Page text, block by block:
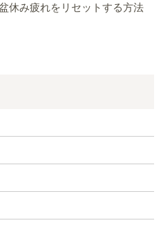
休み疲れをリセットする方法